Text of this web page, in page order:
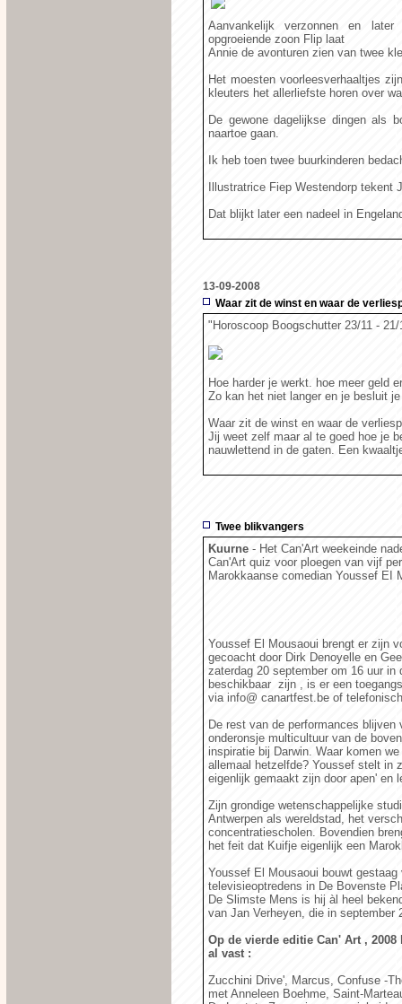
Aanvankelijk verzonnen en
opgroeiende zoon Flip laat
Annie de avonturen zien van twee
Het moesten voorleesverhaaltjes
kleuters het allerliefste horen over
De gewone dagelijkse dingen als
naartoe gaan.
Ik heb toen twee buurkinderen
Illustratrice Fiep Westendorp tekent
Dat blijkt later een nadeel in
13-09-2008
Waar zit de winst en waar de
"Horoscoop Boogschutter 23/11 - 21/
Hoe harder je werkt. hoe meer geld
Zo kan het niet langer en je besluit
Waar zit de winst en waar de
Jij weet zelf maar al te goed hoe je
nauwlettend in de gaten. Een
Twee blikvangers
Kuurne - Het Can'Art weekeinde
Can'Art quiz voor ploegen van vijf
Marokkaanse comedian Youssef EI
Youssef El Mousaoui brengt er zijn
gecoacht door Dirk Denoyelle en
zaterdag 20 september om 16 uur
beschikbaar zijn , is er een
via info@ canartfest.be of
De rest van de performances
onderonsje multicultuur van de
inspiratie bij Darwin. Waar komen
allemaal hetzelfde? Youssef stelt in
eigenlijk gemaakt zijn door apen' en
Zijn grondige wetenschappelijke
Antwerpen als wereldstad, het
concentratiescholen. Bovendien
het feit dat Kuifje eigenlijk een
Youssef El Mousaoui bouwt
televisieoptredens in De Bovenste
De Slimste Mens is hij àl heel
van Jan Verheyen, die in september
Op de vierde editie Can' Art ,
al vast :
Zucchini Drive', Marcus, Confuse -
met Anneleen Boehme, Saint-